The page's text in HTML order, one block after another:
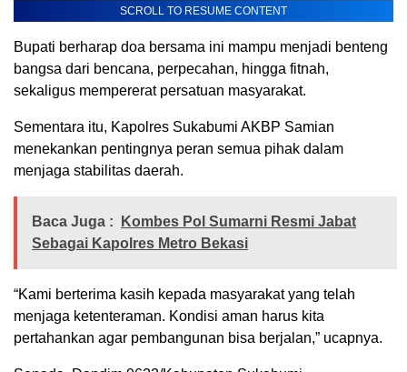
SCROLL TO RESUME CONTENT
Bupati berharap doa bersama ini mampu menjadi benteng
bangsa dari bencana, perpecahan, hingga fitnah,
sekaligus mempererat persatuan masyarakat.
Sementara itu, Kapolres Sukabumi AKBP Samian
menekankan pentingnya peran semua pihak dalam
menjaga stabilitas daerah.
Baca Juga :
Kombes Pol Sumarni Resmi Jabat
Sebagai Kapolres Metro Bekasi
“Kami berterima kasih kepada masyarakat yang telah
menjaga ketenteraman. Kondisi aman harus kita
pertahankan agar pembangunan bisa berjalan,” ucapnya.